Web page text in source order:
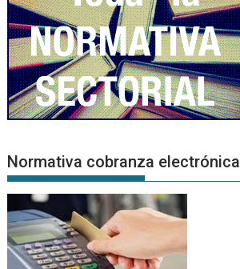
Normativa cobranza electrónica